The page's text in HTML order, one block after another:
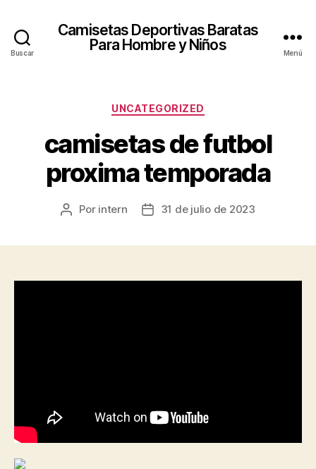
Buscar
Camisetas Deportivas Baratas
Para Hombre y Niños
Menú
Categorías
UNCATEGORIZED
camisetas de futbol
proxima temporada
Autor
Por intern
Fecha31 de julio de 2023